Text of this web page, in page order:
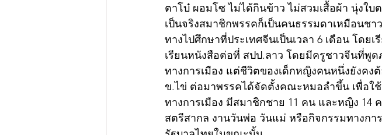
ตาโบ๋ ผอมโซ ไม่ได้กินข้าว ไม่สวมเสื้อผ้า นุ่งใ
เป็นจริงสมาชิกพรรคก็เป็นคนธรรมดาเหมือนชา
ทางไปศึกษาที่ประเทศจีนเป็นเวลา 6 เดือน โด
เรียนหนังสือต่อที่ สปป.ลาว โดยมีครูชาวจีนที่พู
ทางการเมือง แต่ชีวิตของเด็กหญิงคนหนึ่งยังคง
ข.ไข่ ต่อมาพรรคได้จัดตั้งคณะหมอลำขึ้น เพื่อใ
ทางการเมือง มีสมาชิกชาย 11 คน และหญิง 14
สตรีสากล งานวันพ่อ วันแม่ หรือกิจกรรมทางก